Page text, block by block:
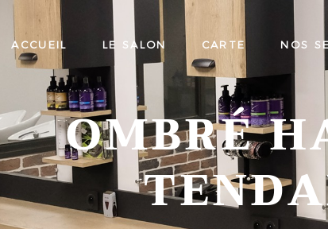
ACCUEIL LE SALON CARTE NOS
OMBRÉ